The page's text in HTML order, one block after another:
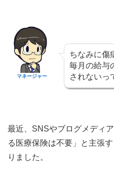
マネージャー
ちなみに傷
毎月の給与
されないっ
最近、SNSやブログメディ
る医療保険は不要」と主張
りました。